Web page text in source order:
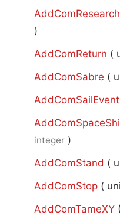
AddComResearch
)
AddComReturn (
AddComSabre (
AddComSailEvent
integer )
AddComStand (
AddComStop (
AddComTameXY (